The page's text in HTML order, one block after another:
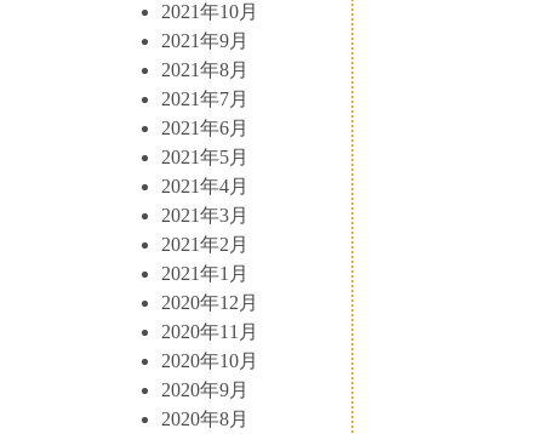
2021年10月
2021年9月
2021年8月
2021年7月
2021年6月
2021年5月
2021年4月
2021年3月
2021年2月
2021年1月
2020年12月
2020年11月
2020年10月
2020年9月
2020年8月